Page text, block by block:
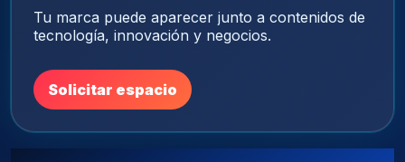
Tu marca puede aparecer junto a contenidos de
tecnología, innovación y negocios.
Solicitar espacio